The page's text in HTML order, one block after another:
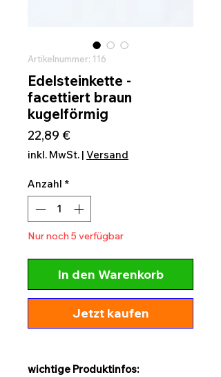
Artikelnummer: 116
Edelsteinkette -
facettiert braun
kugelförmig
22,89 €Preis
inkl. MwSt. | Versand
Anzahl *
Nur noch 5 verfügbar
In den Warenkorb
Jetzt kaufen
wichtige Produktinfos: